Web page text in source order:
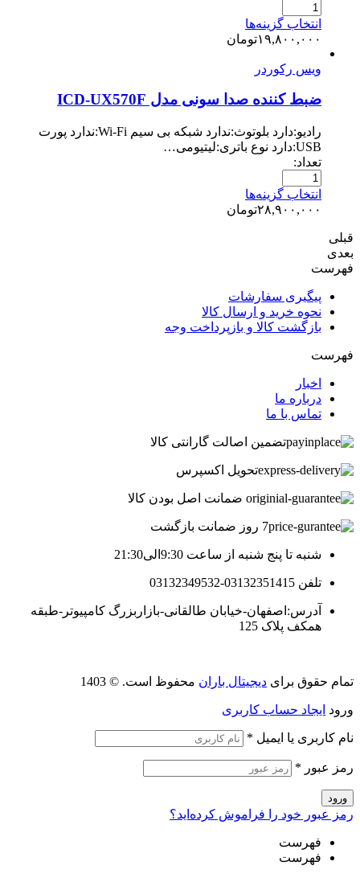
انتخاب گزینه‌ها
۱۹,۸۰۰,۰۰۰تومان
ویس رکوردر
ضبط کننده صدا سونی مدل ICD-UX570F
رادیو:دارد بلوتوث:ندارد شبکه بی سیم Wi-Fi:ندارد پورت
USB:دارد نوع باتری:لیتیومی…
تعداد:
انتخاب گزینه‌ها
۲۸,۹۰۰,۰۰۰تومان
قبلی
بعدی
فهرست
پیگیری سفارشات
نحوه خرید و ارسال کالا
بازگشت کالا و بازپرداخت وجه
فهرست
اخبار
درباره ما
تماس با ما
تضمین اصالت گارانتی کالا
تحویل اکسپرس
ضمانت اصل بودن کالا
7 روز ضمانت بازگشت
شنبه تا پنج شنبه از ساعت 9:30الی21:30
تلفن 03132351415-03132349532
آدرس:اصفهان-خیابان طالقانی-بازاربزرگ کامپیوتر-طبقه
همکف پلاک 125
تمام حقوق برای دیجیتال باران محفوظ است. © 1403
ورود ایجاد حساب کاربری
نام کاربری یا ایمیل *
رمز عبور *
ورود
رمز عبور خود را فراموش کرده‌اید؟
فهرست
فهرست